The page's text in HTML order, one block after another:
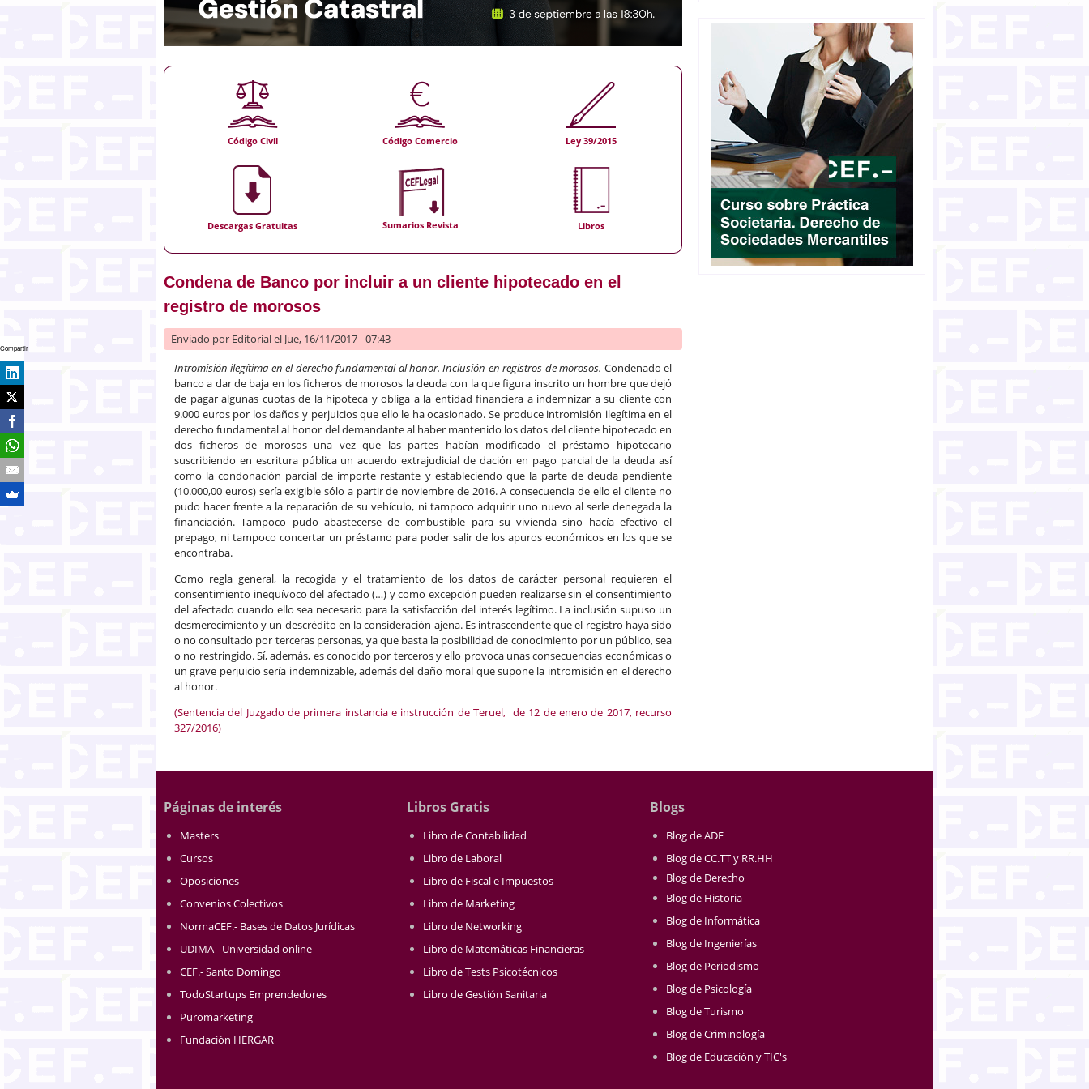
Código Civil Código Comercio Ley 39/2015
Descargas Gratuitas Sumarios Revista Libros
Condena de Banco por incluir a un cliente hipotecado en el
registro de morosos
Enviado por Editorialel Jue, 16/11/2017 - 07:43
Intromisión ilegítima en el derecho fundamental al honor. Inclusión en registros de morosos. Condenado el
banco a dar de baja en los ficheros de morosos la deuda con la que figura inscrito un hombre que dejó
de pagar algunas cuotas de la hipoteca y obliga a la entidad financiera a indemnizar a su cliente con
9.000 euros por los daños y perjuicios que ello le ha ocasionado. Se produce intromisión ilegítima en el
derecho fundamental al honor del demandante al haber mantenido los datos del cliente hipotecado en
dos ficheros de morosos una vez que las partes habían modificado el préstamo hipotecario
suscribiendo en escritura pública un acuerdo extrajudicial de dación en pago parcial de la deuda así
como la condonación parcial de importe restante y estableciendo que la parte de deuda pendiente
(10.000,00 euros) sería exigible sólo a partir de noviembre de 2016. A consecuencia de ello el cliente no
pudo hacer frente a la reparación de su vehículo, ni tampoco adquirir uno nuevo al serle denegada la
financiación. Tampoco pudo abastecerse de combustible para su vivienda sino hacía efectivo el
prepago, ni tampoco concertar un préstamo para poder salir de los apuros económicos en los que se
encontraba.
Como regla general, la recogida y el tratamiento de los datos de carácter personal requieren el
consentimiento inequívoco del afectado (…) y como excepción pueden realizarse sin el consentimiento
del afectado cuando ello sea necesario para la satisfacción del interés legítimo. La inclusión supuso un
desmerecimiento y un descrédito en la consideración ajena. Es intrascendente que el registro haya sido
o no consultado por terceras personas, ya que basta la posibilidad de conocimiento por un público, sea
o no restringido. Sí, además, es conocido por terceros y ello provoca unas consecuencias económicas o
un grave perjuicio sería indemnizable, además del daño moral que supone la intromisión en el derecho
al honor.
(Sentencia del Juzgado de primera instancia e instrucción de Teruel, de 12 de enero de 2017, recurso
327/2016)
Páginas de interés
Masters
Cursos
Oposiciones
Convenios Colectivos
NormaCEF.- Bases de Datos Jurídicas
UDIMA - Universidad online
CEF.- Santo Domingo
TodoStartups Emprendedores
Puromarketing
Fundación HERGAR
Libros Gratis
Libro de Contabilidad
Libro de Laboral
Libro de Fiscal e Impuestos
Libro de Marketing
Libro de Networking
Libro de Matemáticas Financieras
Libro de Tests Psicotécnicos
Libro de Gestión Sanitaria
Blogs
Blog de ADE
Blog de CC.TT y RR.HH
Blog de Derecho
Blog de Historia
Blog de Informática
Blog de Ingenierías
Blog de Periodismo
Blog de Psicología
Blog de Turismo
Blog de Criminología
Blog de Educación y TIC's
Compartir